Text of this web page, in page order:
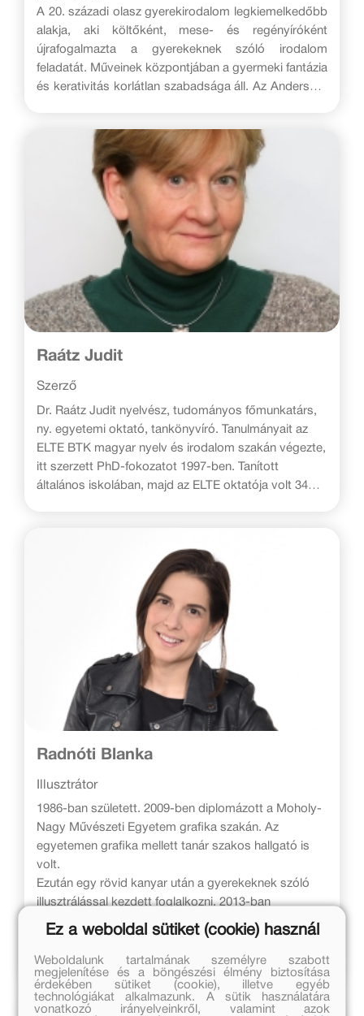
A 20. századi olasz gyerekirodalom legkiemelkedőbb
alakja, aki költőként, mese- és regényíróként
újrafogalmazta a gyerekeknek szóló irodalom
feladatát. Műveinek központjában a gyermeki fantázia
és kerativitás korlátlan szabadsága áll. Az Andersen-
színházi feldolgozások születtek.
Raátz Judit
Szerző
Dr. Raátz Judit nyelvész, tudományos főmunkatárs,
ny. egyetemi oktató, tankönyvíró. Tanulmányait az
ELTE BTK magyar nyelv és irodalom szakán végezte,
itt szerzett PhD-fokozatot 1997-ben. Tanított
általános iskolában, majd az ELTE oktatója volt 34
Radnóti Blanka
Illusztrátor
1986-ban született. 2009-ben diplomázott a Moholy-
Nagy Művészeti Egyetem grafika szakán. Az
egyetemen grafika mellett tanár szakos hallgató is
volt.
Ezután egy rövid kanyar után a gyerekeknek szóló
illusztrálással kezdett foglalkozni. 2013-ban
aranyvackor díjat nyertek Szecsődi Tamás Leóval.
Jelenleg könyveket, magazinokat, kiránduló
tanösvények illusztrál.
Ez a weboldal sütiket (cookie) használ
Weboldalunk tartalmának személyre szabott
megjelenítése és a böngészési élmény biztosítása
érdekében sütiket (cookie), illetve egyéb
technológiákat alkalmazunk. A sütik használatára
vonatkozó irányelveinkről, valamint azok